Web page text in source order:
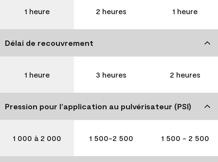
1 heure 2 heures 1 heure
Délai de recouvrement
1 heure 3 heures 2 heures
Pression pour l’application au pulvérisateur (PSI)
1 000 à 2 000 1 500-2 500 1 500 - 2 500